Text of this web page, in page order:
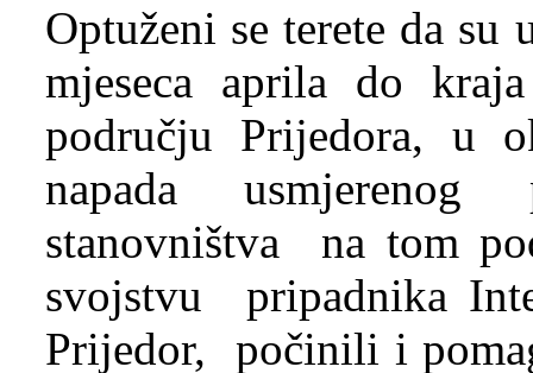
Optuženi se terete da su
mjeseca aprila do
području Prijedora, u
napada
stanovništva na tom
svojstvu pripadnika
Prijedor, počinili i